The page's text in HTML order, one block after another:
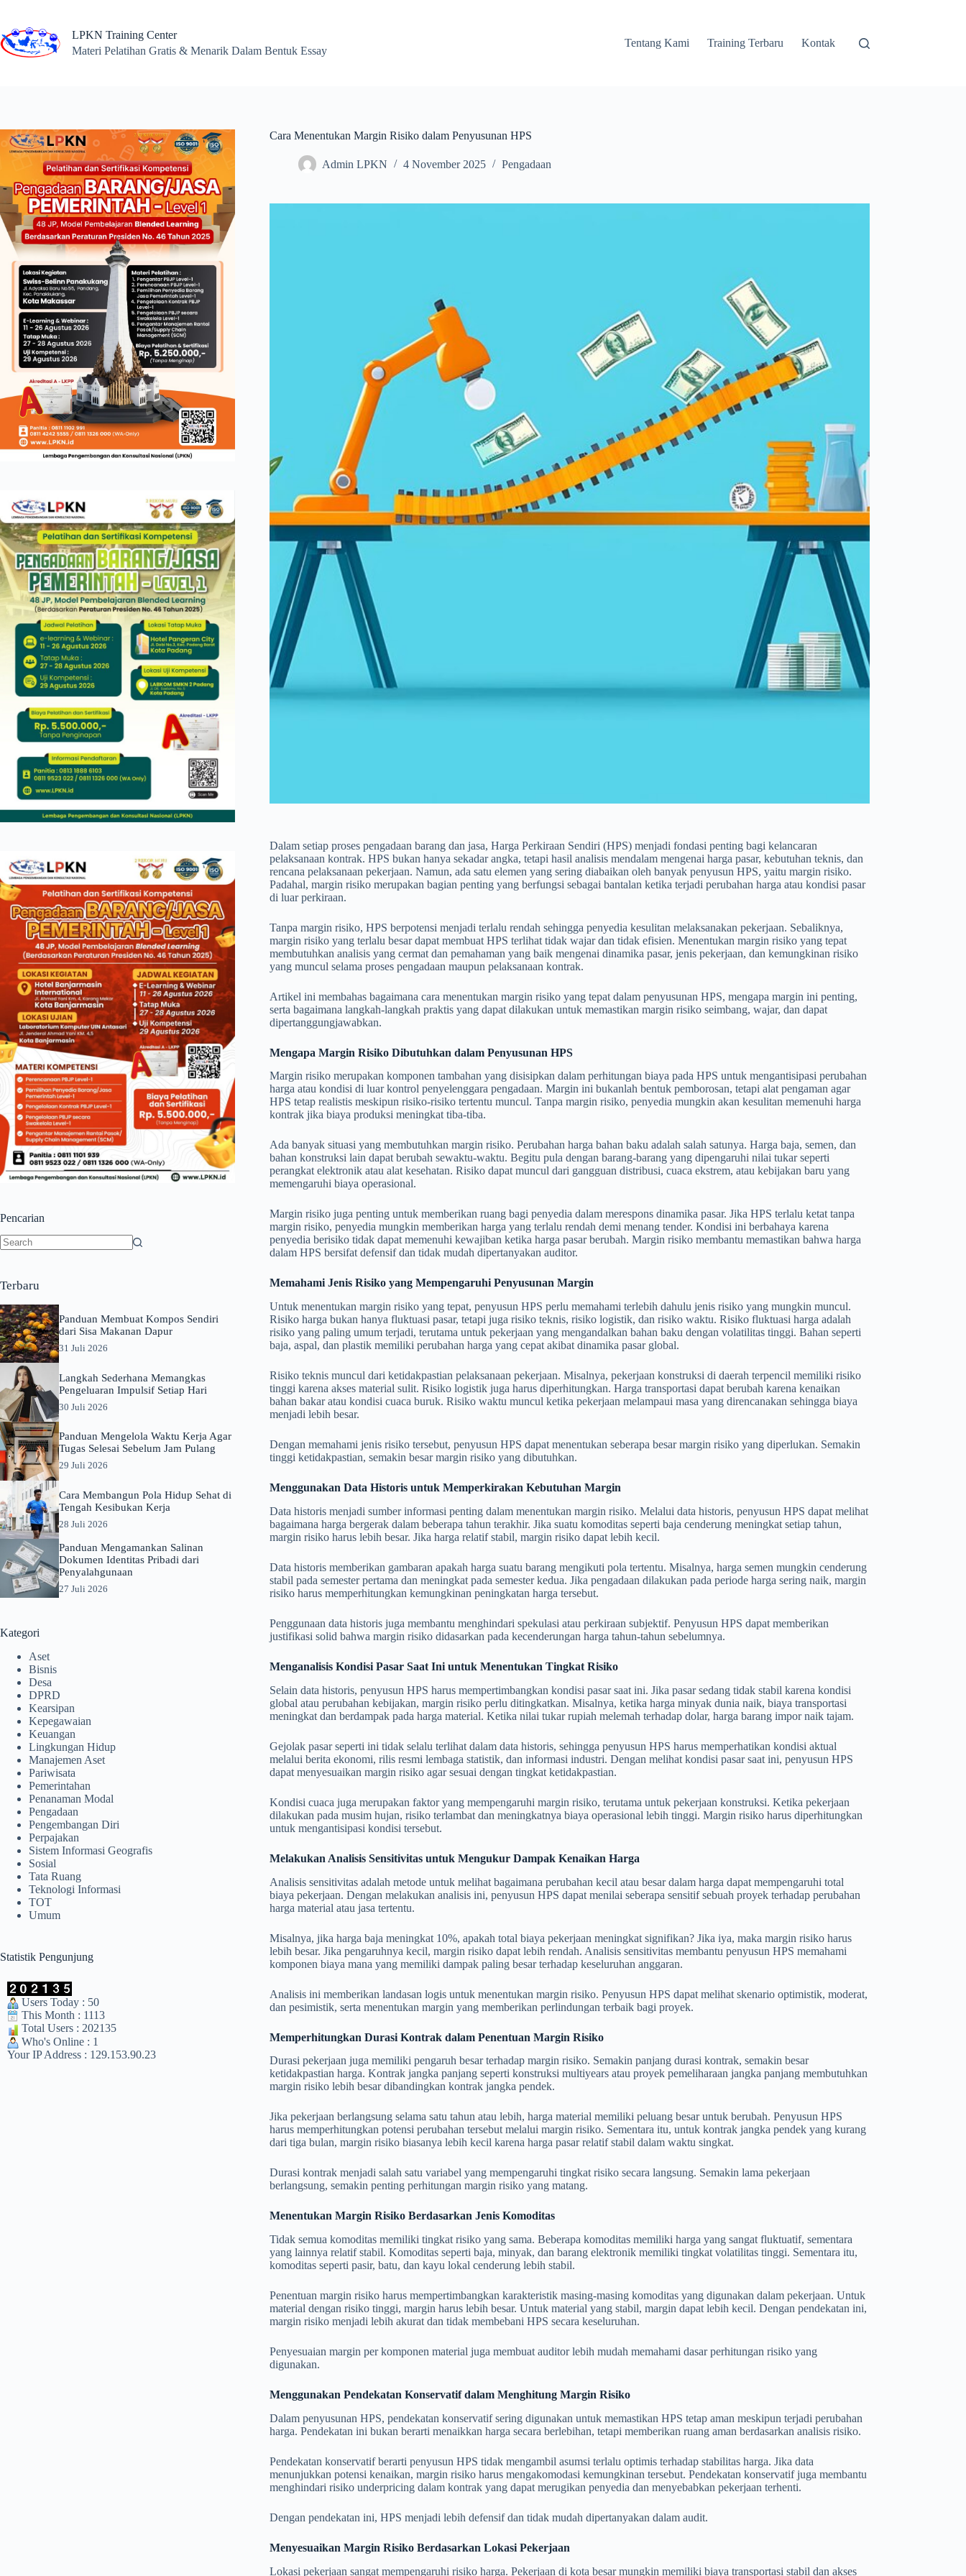
content
LPKN Training Center
Materi Pelatihan Gratis & Menarik Dalam Bentuk Essay
Tentang Kami Training Terbaru Kontak
Cara Menentukan Margin Risiko dalam Penyusunan HPS
Admin LPKN 4 November 2025 Pengadaan
Dalam setiap proses pengadaan barang dan jasa, Harga Perkiraan Sendiri (HPS) menjadi fondasi penting bagi kelancaran
pelaksanaan kontrak. HPS bukan hanya sekadar angka, tetapi hasil analisis mendalam mengenai harga pasar, kebutuhan teknis, dan
rencana pelaksanaan pekerjaan. Namun, ada satu elemen yang sering diabaikan oleh banyak penyusun HPS, yaitu margin risiko.
Padahal, margin risiko merupakan bagian penting yang berfungsi sebagai bantalan ketika terjadi perubahan harga atau kondisi pasar
di luar perkiraan.
Tanpa margin risiko, HPS berpotensi menjadi terlalu rendah sehingga penyedia kesulitan melaksanakan pekerjaan. Sebaliknya,
margin risiko yang terlalu besar dapat membuat HPS terlihat tidak wajar dan tidak efisien. Menentukan margin risiko yang tepat
membutuhkan analisis yang cermat dan pemahaman yang baik mengenai dinamika pasar, jenis pekerjaan, dan kemungkinan risiko
yang muncul selama proses pengadaan maupun pelaksanaan kontrak.
Artikel ini membahas bagaimana cara menentukan margin risiko yang tepat dalam penyusunan HPS, mengapa margin ini penting,
serta bagaimana langkah-langkah praktis yang dapat dilakukan untuk memastikan margin risiko seimbang, wajar, dan dapat
dipertanggungjawabkan.
Mengapa Margin Risiko Dibutuhkan dalam Penyusunan HPS
Margin risiko merupakan komponen tambahan yang disisipkan dalam perhitungan biaya pada HPS untuk mengantisipasi perubahan
harga atau kondisi di luar kontrol penyelenggara pengadaan. Margin ini bukanlah bentuk pemborosan, tetapi alat pengaman agar
HPS tetap realistis meskipun risiko-risiko tertentu muncul. Tanpa margin risiko, penyedia mungkin akan kesulitan memenuhi harga
kontrak jika biaya produksi meningkat tiba-tiba.
Ada banyak situasi yang membutuhkan margin risiko. Perubahan harga bahan baku adalah salah satunya. Harga baja, semen, dan
bahan konstruksi lain dapat berubah sewaktu-waktu. Begitu pula dengan barang-barang yang dipengaruhi nilai tukar seperti
perangkat elektronik atau alat kesehatan. Risiko dapat muncul dari gangguan distribusi, cuaca ekstrem, atau kebijakan baru yang
memengaruhi biaya operasional.
Margin risiko juga penting untuk memberikan ruang bagi penyedia dalam merespons dinamika pasar. Jika HPS terlalu ketat tanpa
margin risiko, penyedia mungkin memberikan harga yang terlalu rendah demi menang tender. Kondisi ini berbahaya karena
penyedia berisiko tidak dapat memenuhi kewajiban ketika harga pasar berubah. Margin risiko membantu memastikan bahwa harga
dalam HPS bersifat defensif dan tidak mudah dipertanyakan auditor.
Memahami Jenis Risiko yang Mempengaruhi Penyusunan Margin
Untuk menentukan margin risiko yang tepat, penyusun HPS perlu memahami terlebih dahulu jenis risiko yang mungkin muncul.
Risiko harga bukan hanya fluktuasi pasar, tetapi juga risiko teknis, risiko logistik, dan risiko waktu. Risiko fluktuasi harga adalah
risiko yang paling umum terjadi, terutama untuk pekerjaan yang mengandalkan bahan baku dengan volatilitas tinggi. Bahan seperti
baja, aspal, dan plastik memiliki perubahan harga yang cepat akibat dinamika pasar global.
Risiko teknis muncul dari ketidakpastian pelaksanaan pekerjaan. Misalnya, pekerjaan konstruksi di daerah terpencil memiliki risiko
tinggi karena akses material sulit. Risiko logistik juga harus diperhitungkan. Harga transportasi dapat berubah karena kenaikan
bahan bakar atau kondisi cuaca buruk. Risiko waktu muncul ketika pekerjaan melampaui masa yang direncanakan sehingga biaya
menjadi lebih besar.
Dengan memahami jenis risiko tersebut, penyusun HPS dapat menentukan seberapa besar margin risiko yang diperlukan. Semakin
tinggi ketidakpastian, semakin besar margin risiko yang dibutuhkan.
Menggunakan Data Historis untuk Memperkirakan Kebutuhan Margin
Data historis menjadi sumber informasi penting dalam menentukan margin risiko. Melalui data historis, penyusun HPS dapat melihat
bagaimana harga bergerak dalam beberapa tahun terakhir. Jika suatu komoditas seperti baja cenderung meningkat setiap tahun,
margin risiko harus lebih besar. Jika harga relatif stabil, margin risiko dapat lebih kecil.
Data historis memberikan gambaran apakah harga suatu barang mengikuti pola tertentu. Misalnya, harga semen mungkin cenderung
stabil pada semester pertama dan meningkat pada semester kedua. Jika pengadaan dilakukan pada periode harga sering naik, margin
risiko harus memperhitungkan kemungkinan peningkatan harga tersebut.
Penggunaan data historis juga membantu menghindari spekulasi atau perkiraan subjektif. Penyusun HPS dapat memberikan
justifikasi solid bahwa margin risiko didasarkan pada kecenderungan harga tahun-tahun sebelumnya.
Menganalisis Kondisi Pasar Saat Ini untuk Menentukan Tingkat Risiko
Selain data historis, penyusun HPS harus mempertimbangkan kondisi pasar saat ini. Jika pasar sedang tidak stabil karena kondisi
global atau perubahan kebijakan, margin risiko perlu ditingkatkan. Misalnya, ketika harga minyak dunia naik, biaya transportasi
meningkat dan berdampak pada harga material. Ketika nilai tukar rupiah melemah terhadap dolar, harga barang impor naik tajam.
Gejolak pasar seperti ini tidak selalu terlihat dalam data historis, sehingga penyusun HPS harus memperhatikan kondisi aktual
melalui berita ekonomi, rilis resmi lembaga statistik, dan informasi industri. Dengan melihat kondisi pasar saat ini, penyusun HPS
dapat menyesuaikan margin risiko agar sesuai dengan tingkat ketidakpastian.
Kondisi cuaca juga merupakan faktor yang mempengaruhi margin risiko, terutama untuk pekerjaan konstruksi. Ketika pekerjaan
dilakukan pada musim hujan, risiko terlambat dan meningkatnya biaya operasional lebih tinggi. Margin risiko harus diperhitungkan
untuk mengantisipasi kondisi tersebut.
Melakukan Analisis Sensitivitas untuk Mengukur Dampak Kenaikan Harga
Analisis sensitivitas adalah metode untuk melihat bagaimana perubahan kecil atau besar dalam harga dapat mempengaruhi total
biaya pekerjaan. Dengan melakukan analisis ini, penyusun HPS dapat menilai seberapa sensitif sebuah proyek terhadap perubahan
harga material atau jasa tertentu.
Misalnya, jika harga baja meningkat 10%, apakah total biaya pekerjaan meningkat signifikan? Jika iya, maka margin risiko harus
lebih besar. Jika pengaruhnya kecil, margin risiko dapat lebih rendah. Analisis sensitivitas membantu penyusun HPS memahami
komponen biaya mana yang memiliki dampak paling besar terhadap keseluruhan anggaran.
Analisis ini memberikan landasan logis untuk menentukan margin risiko. Penyusun HPS dapat melihat skenario optimistik, moderat,
dan pesimistik, serta menentukan margin yang memberikan perlindungan terbaik bagi proyek.
Memperhitungkan Durasi Kontrak dalam Penentuan Margin Risiko
Durasi pekerjaan juga memiliki pengaruh besar terhadap margin risiko. Semakin panjang durasi kontrak, semakin besar
ketidakpastian harga. Kontrak jangka panjang seperti konstruksi multiyears atau proyek pemeliharaan jangka panjang membutuhkan
margin risiko lebih besar dibandingkan kontrak jangka pendek.
Jika pekerjaan berlangsung selama satu tahun atau lebih, harga material memiliki peluang besar untuk berubah. Penyusun HPS
harus memperhitungkan potensi perubahan tersebut melalui margin risiko. Sementara itu, untuk kontrak jangka pendek yang kurang
dari tiga bulan, margin risiko biasanya lebih kecil karena harga pasar relatif stabil dalam waktu singkat.
Durasi kontrak menjadi salah satu variabel yang mempengaruhi tingkat risiko secara langsung. Semakin lama pekerjaan
berlangsung, semakin penting perhitungan margin risiko yang matang.
Menentukan Margin Risiko Berdasarkan Jenis Komoditas
Tidak semua komoditas memiliki tingkat risiko yang sama. Beberapa komoditas memiliki harga yang sangat fluktuatif, sementara
yang lainnya relatif stabil. Komoditas seperti baja, minyak, dan barang elektronik memiliki tingkat volatilitas tinggi. Sementara itu,
komoditas seperti pasir, batu, dan kayu lokal cenderung lebih stabil.
Penentuan margin risiko harus mempertimbangkan karakteristik masing-masing komoditas yang digunakan dalam pekerjaan. Untuk
material dengan risiko tinggi, margin harus lebih besar. Untuk material yang stabil, margin dapat lebih kecil. Dengan pendekatan ini,
margin risiko menjadi lebih akurat dan tidak membebani HPS secara keseluruhan.
Penyesuaian margin per komponen material juga membuat auditor lebih mudah memahami dasar perhitungan risiko yang
digunakan.
Menggunakan Pendekatan Konservatif dalam Menghitung Margin Risiko
Dalam penyusunan HPS, pendekatan konservatif sering digunakan untuk memastikan HPS tetap aman meskipun terjadi perubahan
harga. Pendekatan ini bukan berarti menaikkan harga secara berlebihan, tetapi memberikan ruang aman berdasarkan analisis risiko.
Pendekatan konservatif berarti penyusun HPS tidak mengambil asumsi terlalu optimis terhadap stabilitas harga. Jika data
menunjukkan potensi kenaikan, margin risiko harus mengakomodasi kemungkinan tersebut. Pendekatan konservatif juga membantu
menghindari risiko underpricing dalam kontrak yang dapat merugikan penyedia dan menyebabkan pekerjaan terhenti.
Dengan pendekatan ini, HPS menjadi lebih defensif dan tidak mudah dipertanyakan dalam audit.
Menyesuaikan Margin Risiko Berdasarkan Lokasi Pekerjaan
Lokasi pekerjaan sangat mempengaruhi risiko harga. Pekerjaan di kota besar mungkin memiliki biaya transportasi stabil dan akses
Pencarian
Terbaru
Panduan Membuat Kompos Sendiri
dari Sisa Makanan Dapur
31 Juli 2026
Langkah Sederhana Memangkas
Pengeluaran Impulsif Setiap Hari
30 Juli 2026
Panduan Mengelola Waktu Kerja Agar
Tugas Selesai Sebelum Jam Pulang
29 Juli 2026
Cara Membangun Pola Hidup Sehat di
Tengah Kesibukan Kerja
28 Juli 2026
Panduan Mengamankan Salinan
Dokumen Identitas Pribadi dari
Penyalahgunaan
27 Juli 2026
Kategori
Aset
Bisnis
Desa
DPRD
Kearsipan
Kepegawaian
Keuangan
Lingkungan Hidup
Manajemen Aset
Pariwisata
Pemerintahan
Penanaman Modal
Pengadaan
Pengembangan Diri
Perpajakan
Sistem Informasi Geografis
Sosial
Tata Ruang
Teknologi Informasi
TOT
Umum
Statistik Pengunjung
Users Today : 50
This Month : 1113
Total Users : 202135
Who's Online : 1
Your IP Address : 129.153.90.23